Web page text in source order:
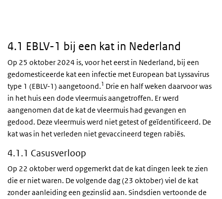
4.1 EBLV-1 bij een kat in Nederland
Op 25 oktober 2024 is, voor het eerst in Nederland, bij een
gedomesticeerde kat een infectie met European bat Lyssavirus
type 1 (EBLV-1) aangetoond.1 Drie en half weken daarvoor was
in het huis een dode vleermuis aangetroffen. Er werd
aangenomen dat de kat de vleermuis had gevangen en
gedood. Deze vleermuis werd niet getest of geïdentificeerd. De
kat was in het verleden niet gevaccineerd tegen rabiës.
4.1.1 Casusverloop
Op 22 oktober werd opgemerkt dat de kat dingen leek te zien
die er niet waren. De volgende dag (23 oktober) viel de kat
zonder aanleiding een gezinslid aan. Sindsdien vertoonde de